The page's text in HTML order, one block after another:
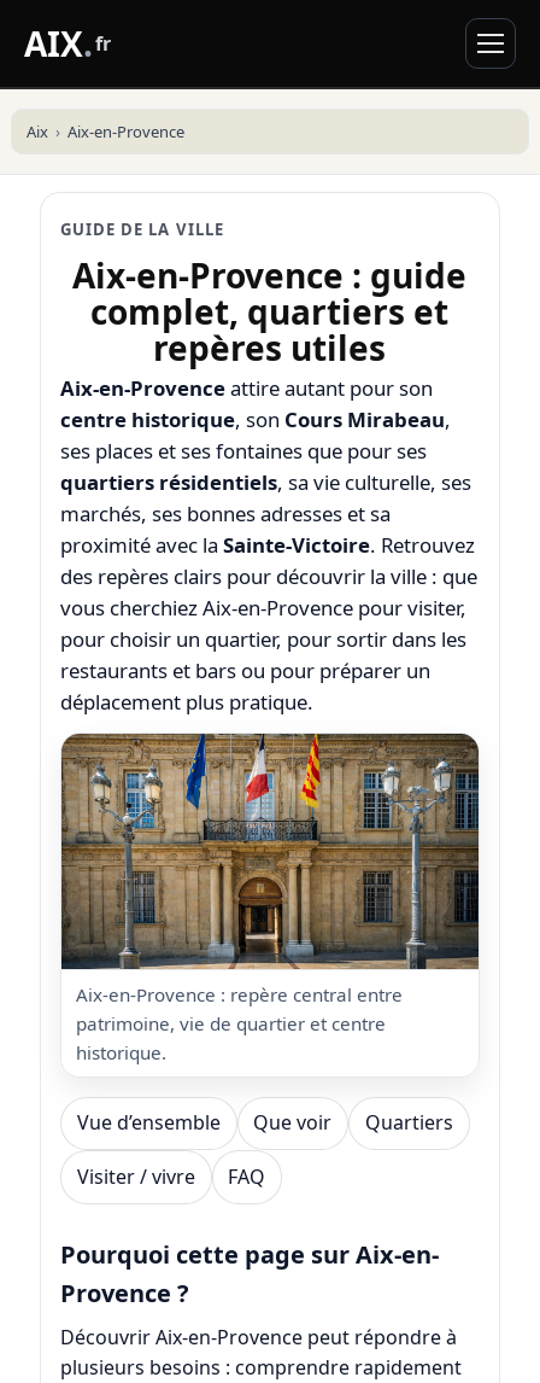
AIX.fr
Aix Aix-en-Provence
GUIDE DE LA VILLE
Aix-en-Provence : guide
complet, quartiers et
repères utiles
Aix-en-Provenceattire autant pour son
centre historique, son Cours Mirabeau,
ses places et ses fontaines que pour ses
quartiers résidentiels, sa vie culturelle, ses
marchés, ses bonnes adresses et sa
proximité avec la Sainte-Victoire. Retrouvez
des repères clairs pour découvrir la ville : que
vous cherchiez Aix-en-Provence pourvisiter,
pour choisir un quartier, pour sortir dans les
restaurants et barsou pour préparer un
déplacement plus pratique.
Aix-en-Provence : repère central entre
patrimoine, vie de quartier et centre
historique.
Vue d’ensemble Que voir Quartiers
Visiter / vivre FAQ
Pourquoi cette page sur Aix-en-
Provence ?
Découvrir Aix-en-Provence peut répondre à
plusieurs besoins : comprendre rapidement